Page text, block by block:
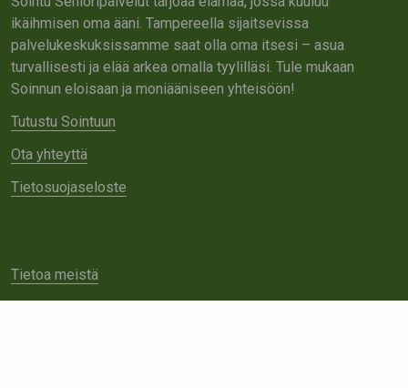
ikäihmisen oma ääni. Tampereella sijaitsevissa
palvelukeskuksissamme saat olla oma itsesi – asua
turvallisesti ja elää arkea omalla tyylilläsi. Tule mukaan
Soinnun eloisaan ja moniääniseen yhteisöön!
Tutustu Sointuun
Ota yhteyttä
Tietosuojaseloste
Tietoa meistä